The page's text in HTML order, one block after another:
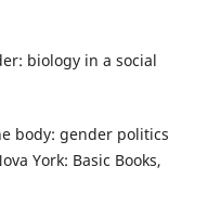
biology in a social
body: gender politics
York: Basic Books,